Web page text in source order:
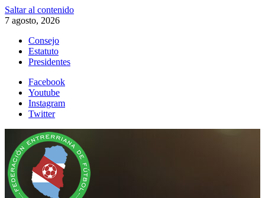
Saltar al contenido
7 agosto, 2026
Consejo
Estatuto
Presidentes
Facebook
Youtube
Instagram
Twitter